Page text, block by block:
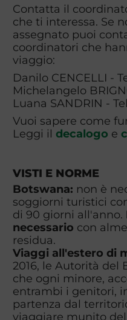
Contatta il
che ti interessa. Se
assegnato puoi
coordinatori che
viaggio:
Danilo CENCELLI -
Michelangelo
Luana SANDRIN -
Vuoi sapere come
Leggi il decalogo e
VISTI E NORME
Botswana: non è
soggiorni turistici
di 90 giorni all'anno.
necessario con
residua.
Viaggi all'estero di
2016, le Autorità del
che ogni minore,
entrambi i genitori,
partenza dal
viaggiare munito